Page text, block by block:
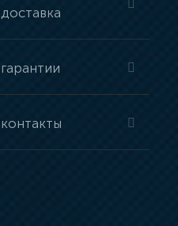
доставка
гарантии
контакты